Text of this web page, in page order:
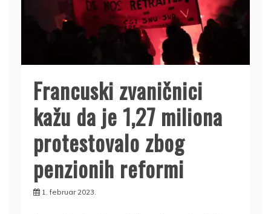
Francuski zvaničnici
kažu da je 1,27 miliona
protestovalo zbog
penzionih reformi
1. februar 2023.